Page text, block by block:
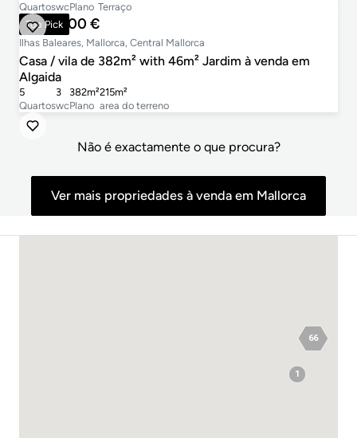
QuartoswcPlano Terraço
Top Pick
1.250.000 €
Ilhas Baleares, Mallorca, Central Mallorca
Casa / vila de 382m² with 46m² Jardim à venda em
Algaida
Quartos
5
wc
3
Plano
382m²
area do terreno
215m²
Não é exactamente o que procura?
Ver mais propriedades à venda em Mallorca
1
66